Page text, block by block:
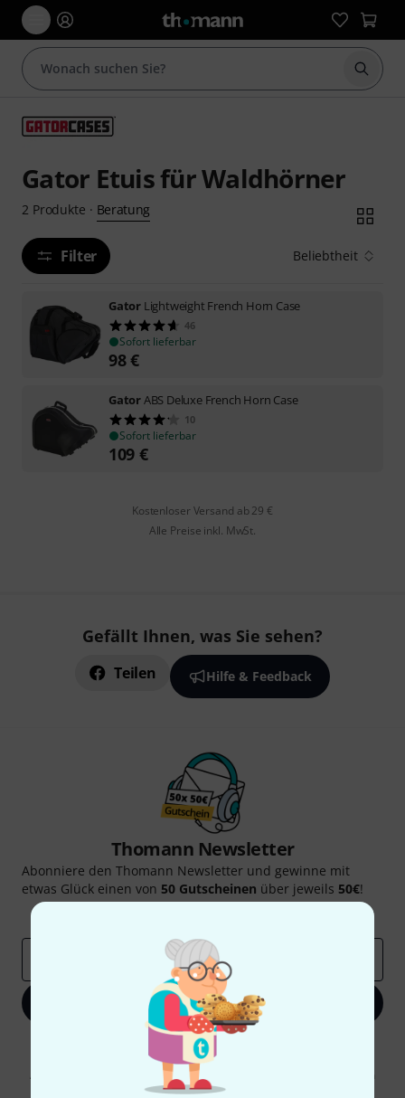
Suche
Gator Etuis für Waldhörner
2 Produkte · Beratung
Filter Beliebtheit
Gator Lightweight French Horn Case
46
Sofort lieferbar
98€
GatorABS Deluxe French Horn Case
10
Sofort lieferbar
109 €
Kostenloser Versand ab 29 €
Alle Preise inkl. MwSt.
Gefällt Ihnen, was Sie sehen?
Teilen Hilfe & Feedback
Thomann Newsletter
Abonniere den Thomann Newsletter und gewinne mit
etwas Glück einen von 50 Gutscheinen über jeweils 50€!
Thomann Insights
Jetzt anmelden
Mit Klick auf „Jetzt anmelden“ stimmen Sie dem Erhalt von E-Mail-
Werbung und einer Messung des E-Mail-Nutzungsverhaltens zu. Die
Abmeldung ist jederzeit möglich. Weitere Informationen finden Sie in
unserenDatenschutzhinweisen